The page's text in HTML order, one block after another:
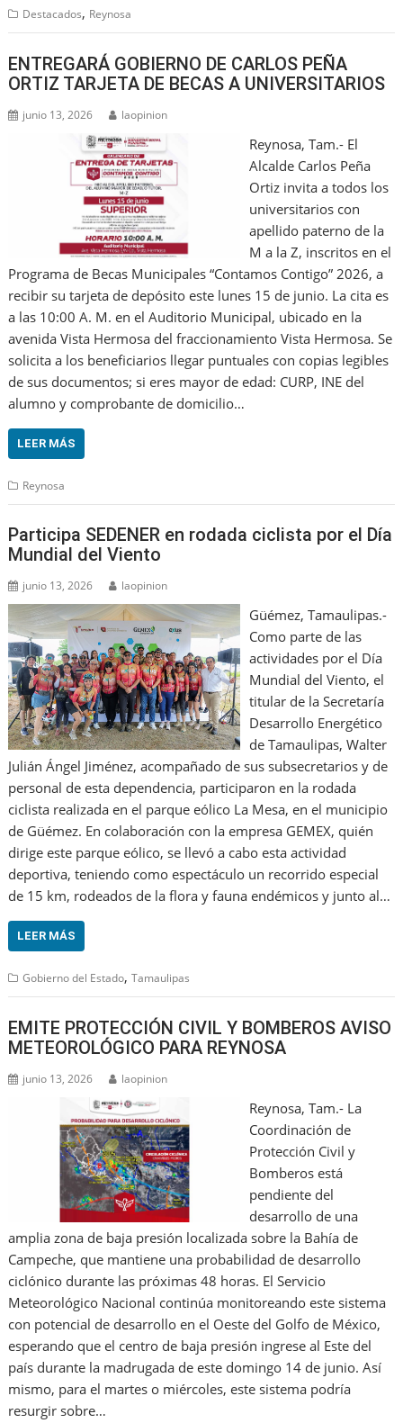
Destacados, Reynosa
ENTREGARÁ GOBIERNO DE CARLOS PEÑA
ORTIZ TARJETA DE BECAS A UNIVERSITARIOS
junio 13, 2026 laopinion
Reynosa, Tam.- El
Alcalde Carlos Peña
Ortiz invita a todos los
universitarios con
apellido paterno de la
M a la Z, inscritos en el
Programa de Becas Municipales “Contamos Contigo” 2026, a
recibir su tarjeta de depósito este lunes 15 de junio. La cita es
a las 10:00 A. M. en el Auditorio Municipal, ubicado en la
avenida Vista Hermosa del fraccionamiento Vista Hermosa. Se
solicita a los beneficiarios llegar puntuales con copias legibles
de sus documentos; si eres mayor de edad: CURP, INE del
alumno y comprobante de domicilio…
LEER MÁS
Reynosa
Participa SEDENER en rodada ciclista por el Día
Mundial del Viento
junio 13, 2026 laopinion
Güémez, Tamaulipas.-
Como parte de las
actividades por el Día
Mundial del Viento, el
titular de la Secretaría
Desarrollo Energético
de Tamaulipas, Walter
Julián Ángel Jiménez, acompañado de sus subsecretarios y de
personal de esta dependencia, participaron en la rodada
ciclista realizada en el parque eólico La Mesa, en el municipio
de Güémez. En colaboración con la empresa GEMEX, quién
dirige este parque eólico, se llevó a cabo esta actividad
deportiva, teniendo como espectáculo un recorrido especial
de 15 km, rodeados de la flora y fauna endémicos y junto al…
LEER MÁS
Gobierno del Estado,Tamaulipas
EMITE PROTECCIÓN CIVIL Y BOMBEROS AVISO
METEOROLÓGICO PARA REYNOSA
junio 13, 2026 laopinion
Reynosa, Tam.- La
Coordinación de
Protección Civil y
Bomberos está
pendiente del
desarrollo de una
amplia zona de baja presión localizada sobre la Bahía de
Campeche, que mantiene una probabilidad de desarrollo
ciclónico durante las próximas 48 horas. El Servicio
Meteorológico Nacional continúa monitoreando este sistema
con potencial de desarrollo en el Oeste del Golfo de México,
esperando que el centro de baja presión ingrese al Este del
país durante la madrugada de este domingo 14 de junio. Así
mismo, para el martes o miércoles, este sistema podría
resurgir sobre…